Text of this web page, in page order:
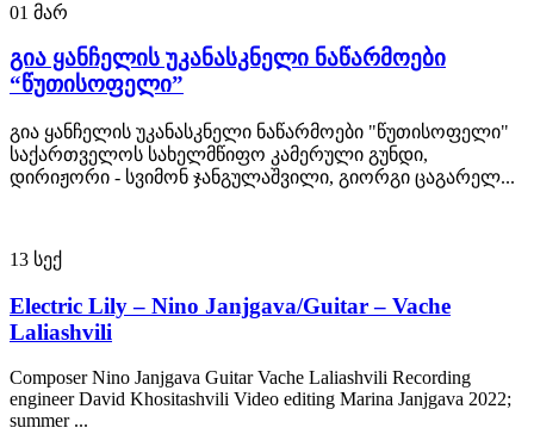
01 მარ
გია ყანჩელის უკანასკნელი ნაწარმოები
“წუთისოფელი”
გია ყანჩელის უკანასკნელი ნაწარმოები "წუთისოფელი"
საქართველოს სახელმწიფო კამერული გუნდი,
დირიჟორი - სვიმონ ჯანგულაშვილი, გიორგი ცაგარელ...
13 სექ
Electric Lily – Nino Janjgava/Guitar – Vache
Laliashvili
Composer Nino Janjgava Guitar Vache Laliashvili Recording
engineer David Khositashvili Video editing Marina Janjgava 2022;
summer ...